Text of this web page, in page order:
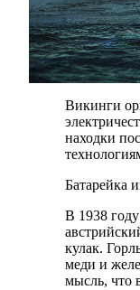
Викинги
находки
Батарейка
В 1938
кулак.
меди и
мысль, что